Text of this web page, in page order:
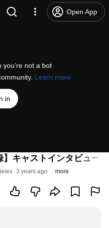
Open App
not a bot
Learn more
in
】キャストインタビュー
3 years ago more